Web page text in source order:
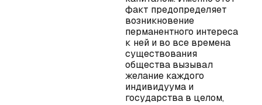
факт предопределяет
возникновение
перманентного интереса
к ней и во все времена
существования
общества вызывал
желание каждого
индивидуума и
государства в целом,